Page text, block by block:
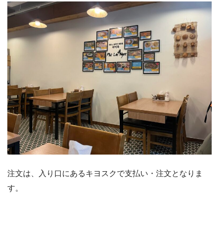
注文は、入り口にあるキヨスクで支払い・注文となりま
す。